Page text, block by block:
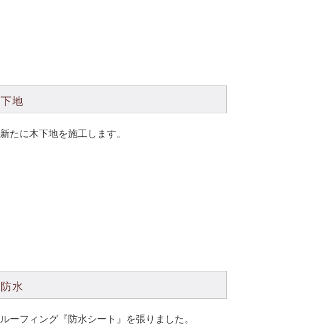
下地
新たに木下地を施工します。
防水
ルーフィング『防水シート』を張りました。